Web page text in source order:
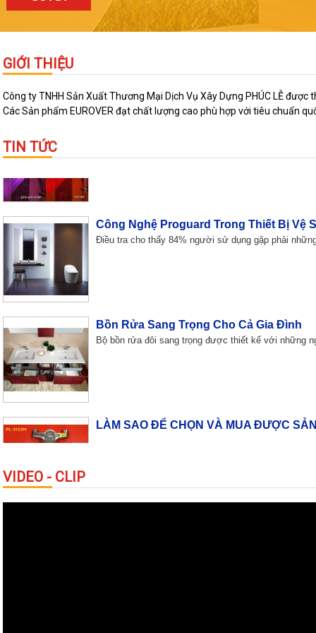
GIỚI THIỆU
Công ty TNHH Sản Xuất Thương Mại Dịch Vụ Xây Dựng PHÚC LỄ
Các Sản phẩm EUROVER đạt chất lượng cao phù hợp với tiêu chuẩn
TIN TỨC
10 công trình nổi bật nhất Việt Nam
Tòa nhà Quốc hội, Keangnam, Lotte, Bitexco
Ấm Áp Hơn Khi Tắm Với Vòi Sen Đổi
Điều tra cho thấy 84% người sử dụng gặp phải
Bộ bồn rửa đôi sang trọng được thiết kế với những
VIDEO - CLIP